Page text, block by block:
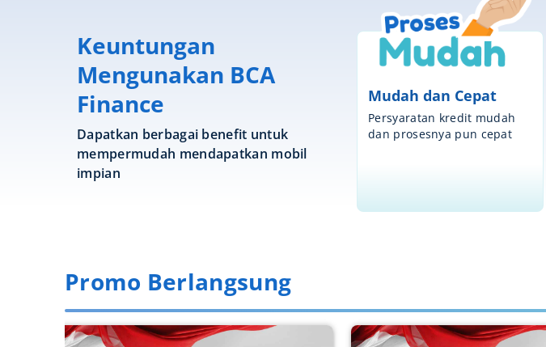
Keuntungan
Mengunakan BCA
Finance
Dapatkan berbagai benefit untuk
mempermudah mendapatkan mobil
impian
Mudah dan Cepat
Persyaratan kredit mudah
dan prosesnya pun cepat
Promo Berlangsung